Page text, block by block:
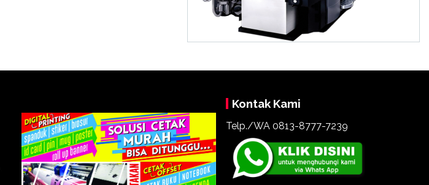
Kontak Kami
Telp./WA 0813-8777-7239